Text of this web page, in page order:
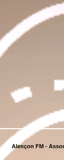
Alençon FM -